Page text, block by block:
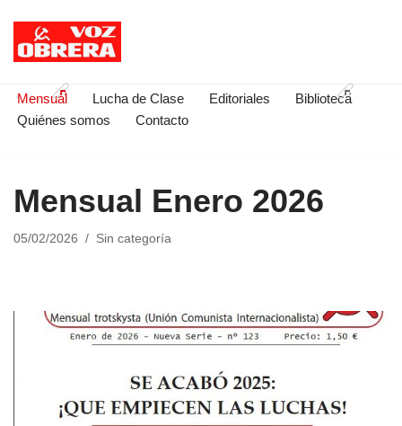
Saltar
contenido
Mensual Lucha de Clase Editoriales
Biblioteca
Quiénes somos
Contacto
Mensual Enero 2026
05/02/2026 Sin categoría